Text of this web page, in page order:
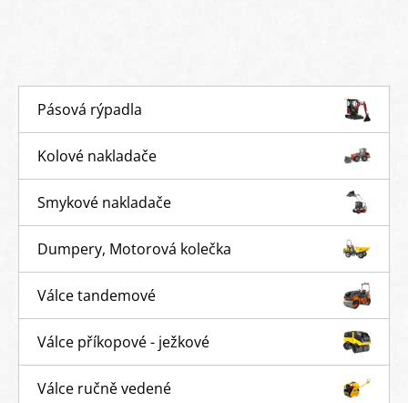
Pásová rýpadla
Kolové nakladače
Smykové nakladače
Dumpery, Motorová kolečka
Válce tandemové
Válce příkopové - ježkové
Válce ručně vedené